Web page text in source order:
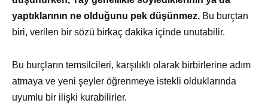
yaptıklarının ne olduğunu pek düşünmez. Bu burçtan
biri, verilen bir sözü birkaç dakika içinde unutabilir.
Bu burçların temsilcileri, karşılıklı olarak birbirlerine adım
atmaya ve yeni şeyler öğrenmeye istekli olduklarında
uyumlu bir ilişki kurabilirler.